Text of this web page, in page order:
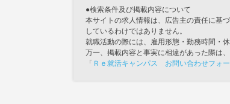
●検索条件及び掲載内容について
本サイトの求人情報は、広告主の責任に基
しているわけではありません。
就職活動の際には、雇用形態・勤務時間・
万一、掲載内容と事実に相違があった際は
「 Ｒｅ就活キャンパス お問い合わせフォ